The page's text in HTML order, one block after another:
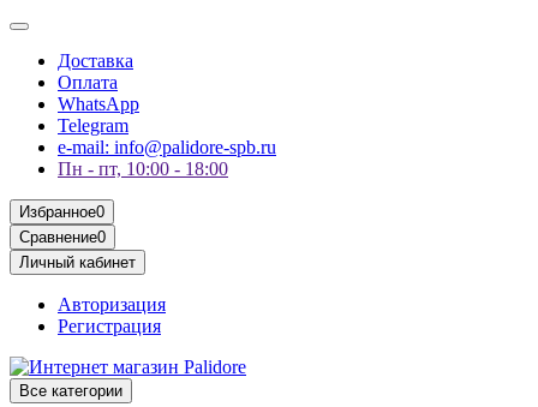
Доставка
Оплата
WhatsApp
Telegram
e-mail: info@palidore-spb.ru
Пн - пт, 10:00 - 18:00
Избранное0
Сравнение0
Личный кабинет
Авторизация
Регистрация
Все категории